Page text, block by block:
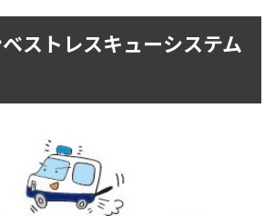
ストレスキューシステム